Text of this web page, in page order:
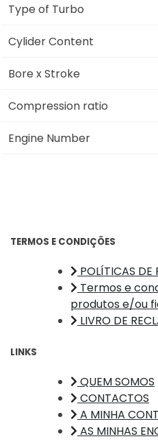
Type of Turbo
Cylider Content
Bore x Stroke
Compression ratio
Engine Number
TERMOS E CONDIÇÕES
POLÍTICAS DE
Termos e
produtos e/ou
LIVRO DE
LINKS
QUEM SOMOS
CONTACTOS
A MINHA
AS MINHAS